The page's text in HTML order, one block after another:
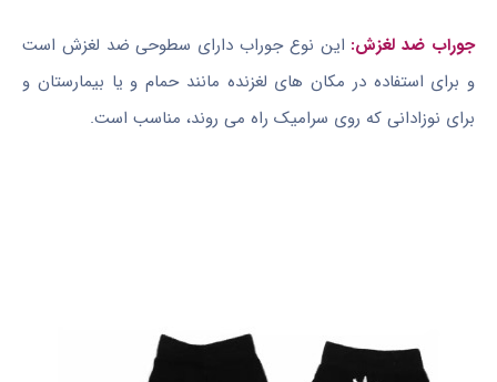
جوراب ضد لغزش: این نوع جوراب دارای سطوحی ضد لغزش است
و برای استفاده در مکان های لغزنده مانند حمام و یا بیمارستان و
برای نوزادانی که روی سرامیک راه می روند، مناسب است.